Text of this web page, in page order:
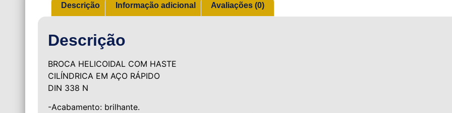
Descrição Informação adicional Avaliações (0)
Descrição
BROCA HELICOIDAL COM HASTE
CILÍNDRICA EM AÇO RÁPIDO
DIN 338 N
-Acabamento: brilhante.